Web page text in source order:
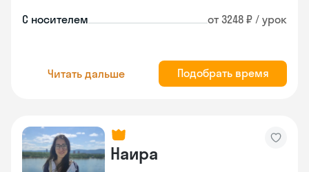
С носителем от 3248 ₽ / урок
Читать дальше Подобрать время
Наира